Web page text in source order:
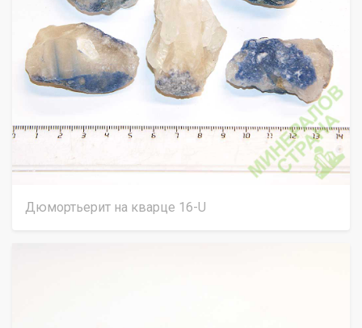
Дюмортьерит на кварце 16-U